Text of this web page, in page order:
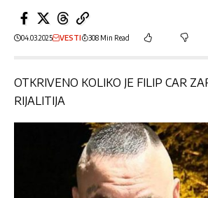
04.03.2025 VESTI 308 Min Read
OTKRIVENO KOLIKO JE FILIP CAR
RIJALITIJA